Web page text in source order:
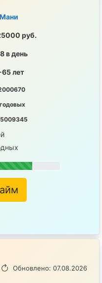
руб.
в день
лет
Обновлено: 07.08.2026